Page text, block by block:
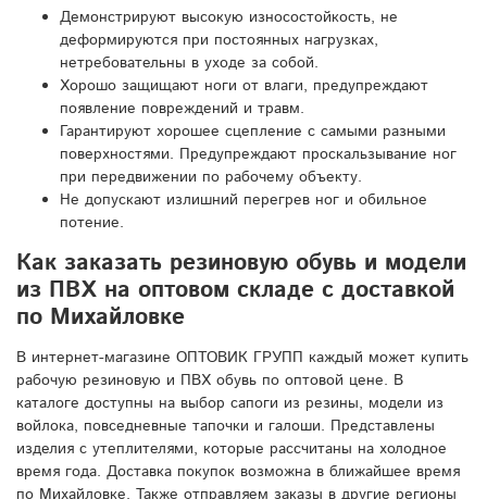
Демонстрируют высокую износостойкость, не
деформируются при постоянных нагрузках,
нетребовательны в уходе за собой.
Хорошо защищают ноги от влаги, предупреждают
появление повреждений и травм.
Гарантируют хорошее сцепление с самыми разными
поверхностями. Предупреждают проскальзывание ног
при передвижении по рабочему объекту.
Не допускают излишний перегрев ног и обильное
потение.
Как заказать резиновую обувь и модели
из ПВХ на оптовом складе с доставкой
по Михайловке
В интернет-магазине ОПТОВИК ГРУПП каждый может купить
рабочую резиновую и ПВХ обувь по оптовой цене. В
каталоге доступны на выбор сапоги из резины, модели из
войлока, повседневные тапочки и галоши. Представлены
изделия с утеплителями, которые рассчитаны на холодное
время года. Доставка покупок возможна в ближайшее время